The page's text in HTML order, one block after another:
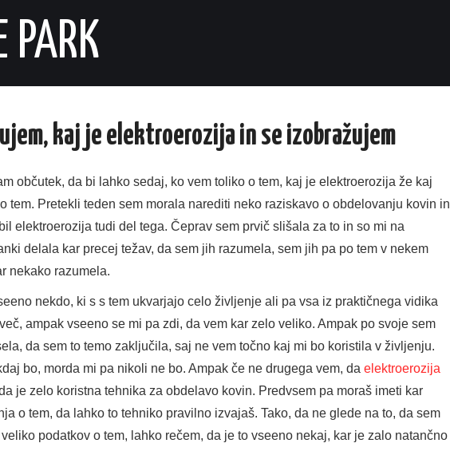
PARK
kaj je elektroerozija in se izobražujem
občutek, da bi lahko sedaj, ko vem toliko o tem, kaj je elektroerozija že kaj
tem. Pretekli teden sem morala narediti neko raziskavo o obdelovanju kovin in
elektroerozija tudi del tega. Čeprav sem prvič slišala za to in so mi na
delala kar precej težav, da sem jih razumela, sem jih pa po tem v nekem
nekako razumela.
nekdo, ki s s tem ukvarjajo celo življenje ali pa vsa iz praktičnega vidika
ampak vseeno se mi pa zdi, da vem kar zelo veliko. Ampak po svoje sem
da sem to temo zaključila, saj ne vem točno kaj mi bo koristila v življenju.
bo, morda mi pa nikoli ne bo. Ampak če ne drugega vem, da elektroerozija
je zelo koristna tehnika za obdelavo kovin. Predvsem pa moraš imeti kar
o tem, da lahko to tehniko pravilno izvajaš. Tako, da ne glede na to, da sem
podatkov o tem, lahko rečem, da je to vseeno nekaj, kar je zalo natančno